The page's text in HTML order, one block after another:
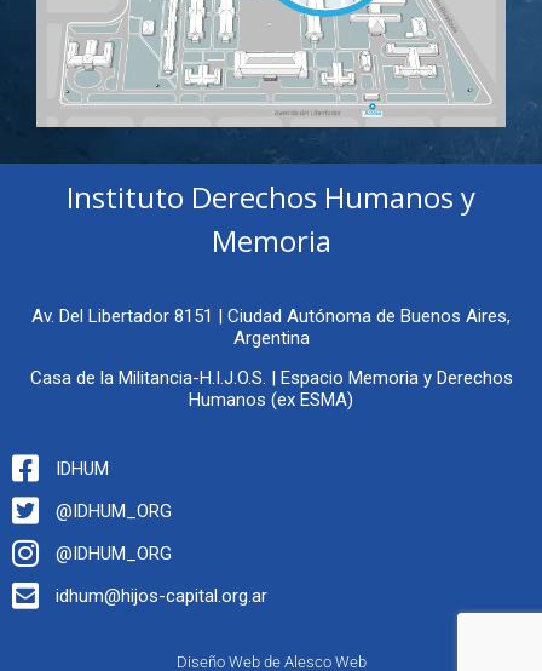
Instituto Derechos Humanos y
Memoria
Av. Del Libertador 8151 | Ciudad Autónoma de Buenos Aires,
Argentina
Casa de la Militancia-H.I.J.O.S. | Espacio Memoria y Derechos
Humanos (ex ESMA)
IDHUM
@IDHUM_ORG
@IDHUM_ORG
idhum@hijos-capital.org.ar
Diseño Web de Alesco Web